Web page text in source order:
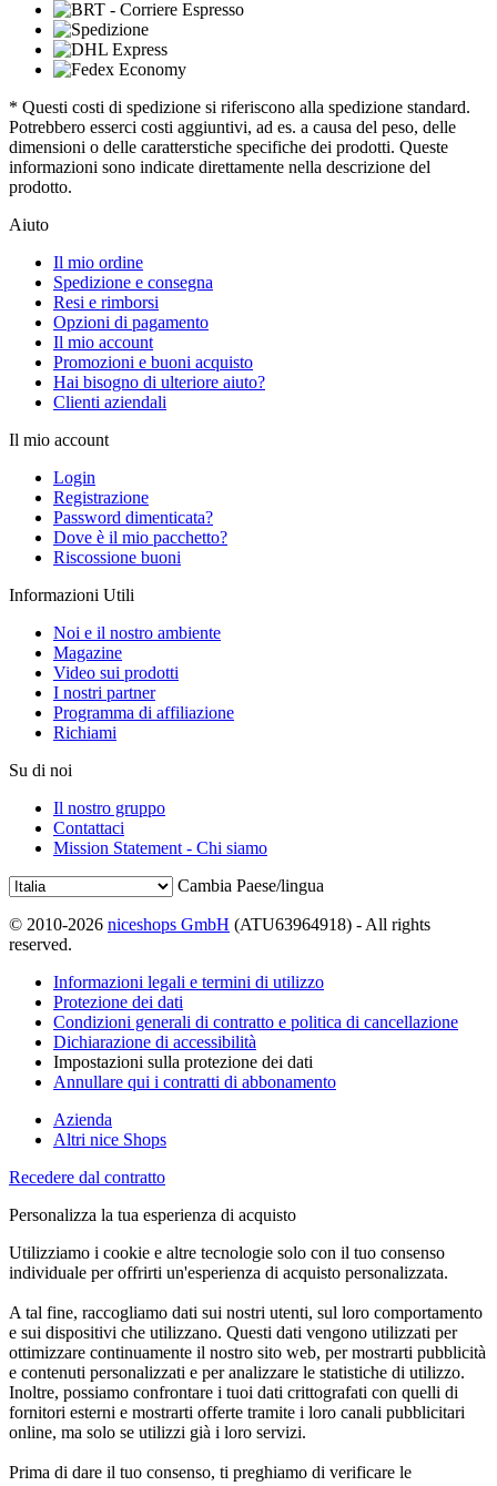
* Questi costi di spedizione si riferiscono alla spedizione standard.
Potrebbero esserci costi aggiuntivi, ad es. a causa del peso, delle
dimensioni o delle caratterstiche specifiche dei prodotti. Queste
informazioni sono indicate direttamente nella descrizione del
prodotto.
Aiuto
Il mio ordine
Spedizione e consegna
Resi e rimborsi
Opzioni di pagamento
Il mio account
Promozioni e buoni acquisto
Hai bisogno di ulteriore aiuto?
Clienti aziendali
Il mio account
Login
Registrazione
Password dimenticata?
Dove è il mio pacchetto?
Riscossione buoni
Informazioni Utili
Noi e il nostro ambiente
Magazine
Video sui prodotti
I nostri partner
Programma di affiliazione
Richiami
Su di noi
Il nostro gruppo
Contattaci
Mission Statement - Chi siamo
Cambia Paese/lingua
© 2010-2026 niceshops GmbH (ATU63964918) - All rights
reserved.
Informazioni legali e termini di utilizzo
Protezione dei dati
Condizioni generali di contratto e politica di cancellazione
Dichiarazione di accessibilità
Impostazioni sulla protezione dei dati
Annullare qui i contratti di abbonamento
Azienda
Altri nice Shops
Recedere dal contratto
Personalizza la tua esperienza di acquisto
Utilizziamo i cookie e altre tecnologie solo con il tuo consenso
individuale per offrirti un'esperienza di acquisto personalizzata.
A tal fine, raccogliamo dati sui nostri utenti, sul loro comportamento
e sui dispositivi che utilizzano. Questi dati vengono utilizzati per
ottimizzare continuamente il nostro sito web, per mostrarti pubblicità
e contenuti personalizzati e per analizzare le statistiche di utilizzo.
Inoltre, possiamo confrontare i tuoi dati crittografati con quelli di
fornitori esterni e mostrarti offerte tramite i loro canali pubblicitari
online, ma solo se utilizzi già i loro servizi.
Prima di dare il tuo consenso, ti preghiamo di verificare le